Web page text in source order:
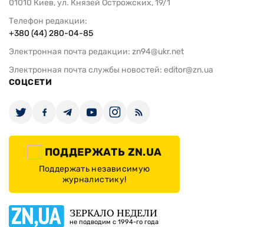
01010 Киев, ул. Князей Острожских, 19/1
Телефон редакции:
+380 (44) 280-04-85
Электронная почта редакции: zn94@ukr.net
Электронная почта службы новостей: editor@zn.ua
СОЦСЕТИ
ПОДДЕРЖАТЬ ZN.UA
Поддержать независимую
журналистику!
ЗЕРКАЛО НЕДЕЛИ
не подводим с 1994-го года